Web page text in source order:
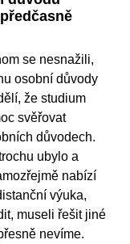
se nesnažili,
osobní důvody
že studium
svěřovat
důvodech.
ubylo a
nabízí
výuka,
museli řešit jiné
nevíme.